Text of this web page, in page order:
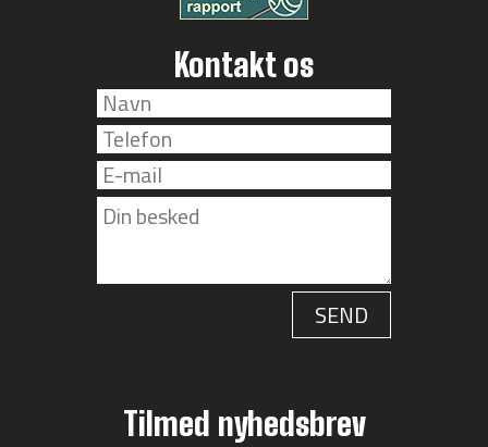
Kontakt os
Tilmed nyhedsbrev